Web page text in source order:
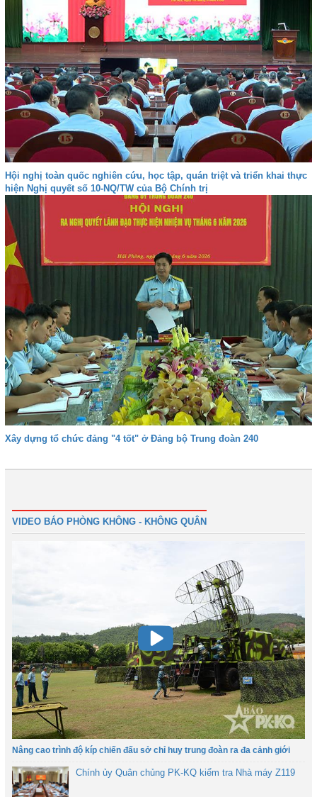
Hội nghị toàn quốc nghiên cứu, học tập, quán triệt và triển khai thực
hiện Nghị quyết số 10-NQ/TW của Bộ Chính trị
Xây dựng tổ chức đảng "4 tốt" ở Đảng bộ Trung đoàn 240
VIDEO BÁO PHÒNG KHÔNG - KHÔNG QUÂN
Nâng cao trình độ kíp chiến đấu sở chỉ huy trung đoàn ra đa cảnh giới
Chính ủy Quân chủng PK-KQ kiểm tra Nhà máy Z119